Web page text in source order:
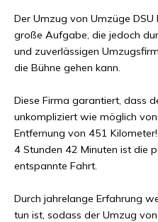
Der Umzug von Umzüge DSU
große Aufgabe, die jedoch
und zuverlässigen
die Bühne gehen kann.
Diese Firma garantiert, dass
unkompliziert wie möglich
Entfernung von 451 Kilometer!
4 Stunden 42 Minuten ist die
entspannte Fahrt.
Durch jahrelange Erfahrung
tun ist, sodass der Umzug von